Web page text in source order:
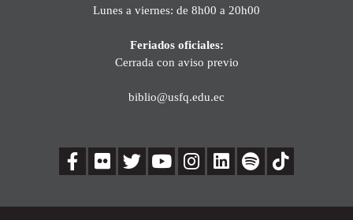
Lunes a viernes: de 8h00 a 20h00
Feriados oficiales:
Cerrada con aviso previo
biblio@usfq.edu.ec